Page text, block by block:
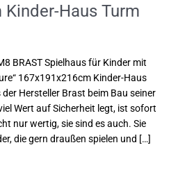
Haus Turm
BRAST Spielhaus für Kinder mit
167x191x216cm Kinder-Haus
Hersteller Brast beim Bau seiner
Wert auf Sicherheit legt, ist sofort
nur wertig, sie sind es auch. Sie
die gern draußen spielen und […]